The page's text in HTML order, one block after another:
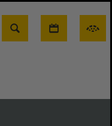
Suche